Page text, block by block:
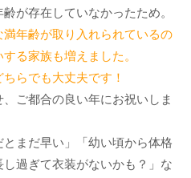
が存在していなかったため。
年齢が取り入れられているの
る家族も増えました。
らでも大丈夫です！
ご都合の良い年にお祝いしま
とまだ早い」「幼い頃から体格
過ぎて衣装がないかも？」な